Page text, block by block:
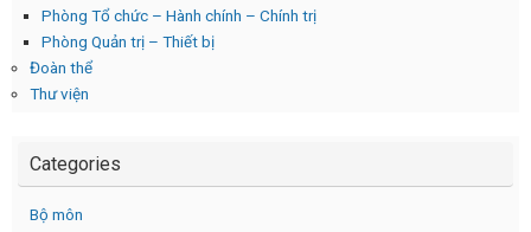
Phòng Tổ chức – Hành chính – Chính trị
Phòng Quản trị – Thiết bị
Đoàn thể
Thư viện
Categories
Bộ môn